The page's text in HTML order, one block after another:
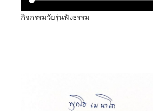
กิจกรรมวัยรุ่นฟังธรรม